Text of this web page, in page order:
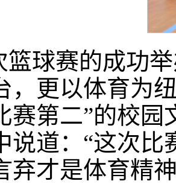
篮球赛的成功
，更以体育为
赛第二”的校园
说道：“这次
弃才是体育精